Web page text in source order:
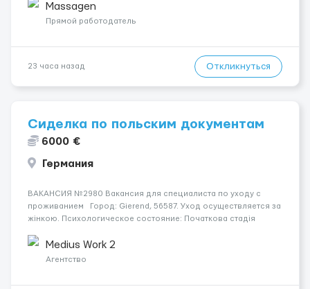
заработная плата 💚Мы гарантируем Наличие работы. Поток 💝
incall / Out...
Massagen
Прямой работодатель
23 часа назад Откликнуться
Сиделка по польским документам
6000 €
Германия
ВАКАНСИЯ №2980 Вакансия для специалиста по уходу с
проживанием Город: Gierend, 56587. Уход осуществляется за
жінкою. Психологическое состояние: Початкова стадія
(ролатор, палиця). Ночью пациент: Прокидається один-два
Medius Work 2
Агентство